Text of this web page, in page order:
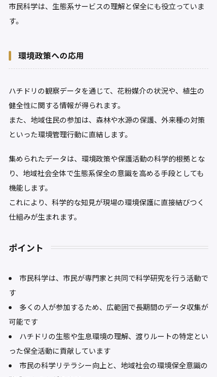
市民科学は、生態系サービスの理解と保全にも役立っていま
す。
環境政策への応用
ハチドリの観察データを通じて、花粉媒介の状況や、植生の
健全性に関する情報が得られます。
また、地域住民の参加は、森林や水源の保護、外来種の対策
といった環境管理行動に直結します。
集められたデータは、環境政策や保護活動の科学的根拠とな
り、地域社会全体で生態系保全の意識を高める手段としても
機能します。
これにより、科学的な知見が現場の環境保護に直接結びつく
仕組みが生まれます。
ポイント
市民科学は、市民が専門家と共同で科学研究を行う活動で
す
多くの人が参加するため、広範囲で長期間のデータ収集が
可能です
ハチドリの生態や生息環境の理解、渡りルートの特定とい
った保全活動に貢献しています
市民の科学リテラシー向上と、地域社会の環境保全意識の